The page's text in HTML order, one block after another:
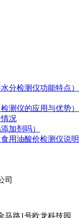
分检测仪功能特点）
测仪的应用与优势）
况
加剂吗）
用油酸价检测仪说
司
马路1号欧龙科技园